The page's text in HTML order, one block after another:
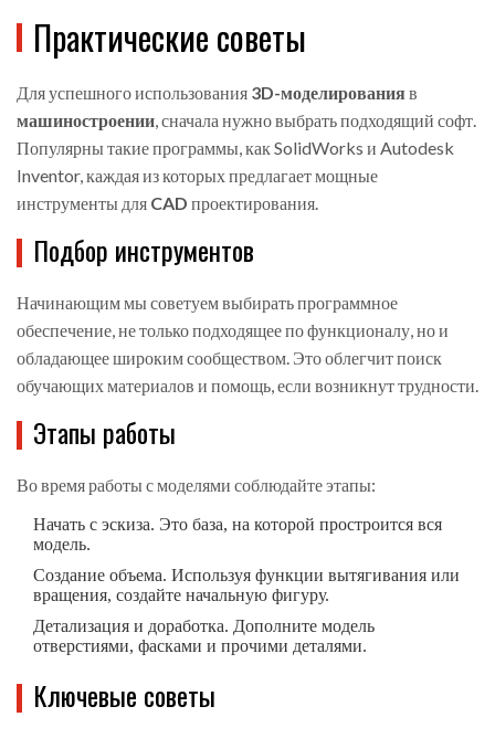
Практические советы
Для успешного использования 3D-моделирования в
машиностроении, сначала нужно выбрать подходящий софт.
Популярны такие программы, как SolidWorks и Autodesk
Inventor, каждая из которых предлагает мощные
инструменты для CAD проектирования.
Подбор инструментов
Начинающим мы советуем выбирать программное
обеспечение, не только подходящее по функционалу, но и
обладающее широким сообществом. Это облегчит поиск
обучающих материалов и помощь, если возникнут трудности.
Этапы работы
Во время работы с моделями соблюдайте этапы:
Начать с эскиза. Это база, на которой простроится вся
модель.
Создание объема. Используя функции вытягивания или
вращения, создайте начальную фигуру.
Детализация и доработка. Дополните модель
отверстиями, фасками и прочими деталями.
Ключевые советы